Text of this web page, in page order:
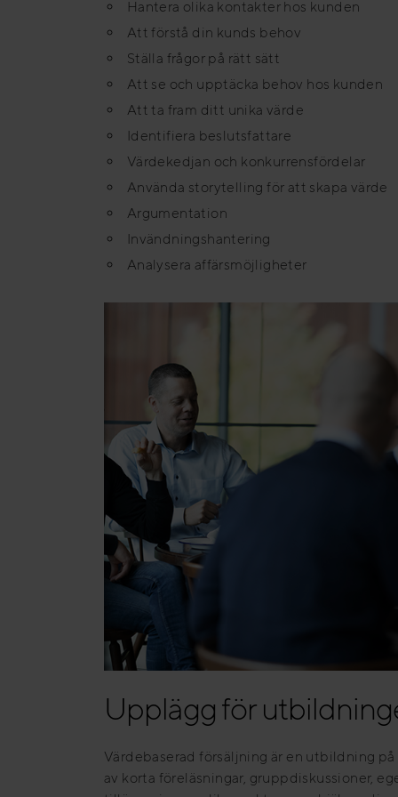
Hantera olika kontakter hos kunden
Att förstå din kunds behov
Ställa frågor på rätt sätt
Att se och upptäcka behov hos kunden
Att ta fram ditt unika värde
Identifiera beslutsfattare
Värdekedjan och konkurrensfördelar
Använda storytelling för att skapa värde
Argumentation
Invändningshantering
Analysera affärsmöjligheter
Upplägg för
Värdebaserad försäljning är en utbildning
av korta föreläsningar, gruppdiskussioner,